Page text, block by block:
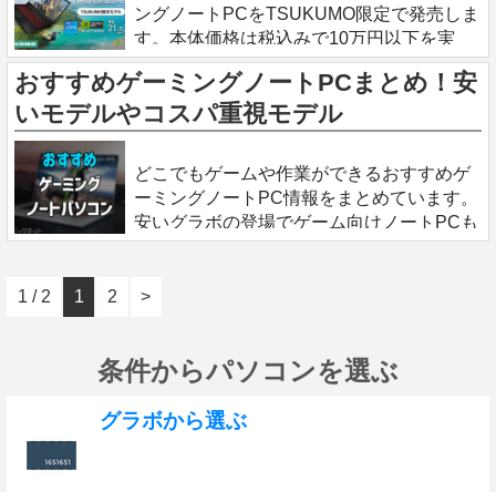
ングノートPCをTSUKUMO限定で発売しま
す。本体価格は税込みで10万円以下を実
現。ゲームやイラスト制作、動画編集など
に役立つパソコンです。 価格10万円以下の
ゲーミングノートPC
おすすめゲーミングノートPCまとめ！安
いモデルやコスパ重視モデル
どこでもゲームや作業ができるおすすめゲ
ーミングノートPC情報をまとめています。
安いグラボの登場でゲーム向けノートPCも
数年前よりコスパが高くなりました。 ゲー
初期費用を抑えたい方、デスクトッ
1 / 2 1 2 >
条件からパソコンを選ぶ
グラボから選ぶ